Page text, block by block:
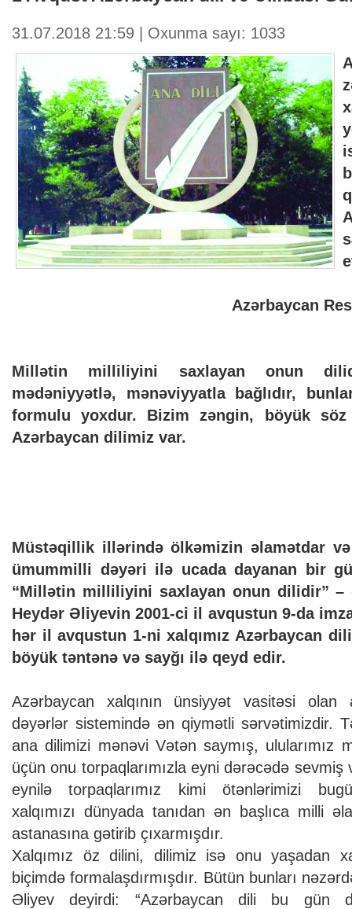
31.07.2018 21:59 | Oxunma sayı: 1033
Azərbaycan
Millətin milliliyini saxlayan onun
mədəniyyətlə, mənəviyyatla bağlıdır,
formulu yoxdur. Bizim zəngin, böyük söz
Azərbaycan dilimiz var.
Müstəqillik illərində ölkəmizin əlamətdar
ümummilli dəyəri ilə ucada dayanan bir
“Millətin milliliyini saxlayan onun dilidir” –
Heydər Əliyevin 2001-ci il avqustun 9-da
hər il avqustun 1-ni xalqımız Azərbaycan
böyük təntənə və sayğı ilə qeyd edir.
Azərbaycan xalqının ünsiyyət vasitəsi olan
dəyərlər sistemində ən qiymətli sərvətimizdir.
ana dilimizi mənəvi Vətən saymış, ulularımız
üçün onu torpaqlarımızla eyni dərəcədə
eynilə torpaqlarımız kimi ötənlərimizi
xalqımızı dünyada tanıdan ən başlıca milli
astanasına gətirib çıxarmışdır.
Xalqımız öz dilini, dilimiz isə onu yaşadan
biçimdə formalaşdırmışdır. Bütün bunları
Əliyev deyirdi: “Azərbaycan dili bu gün